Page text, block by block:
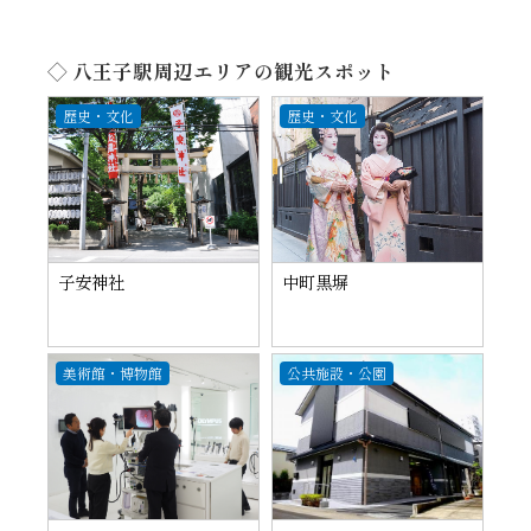
◇ 八王子駅周辺エリアの観光スポット
歴史・文化
子安神社
歴史・文化
中町黒塀
美術館・博物館 公共施設・公園